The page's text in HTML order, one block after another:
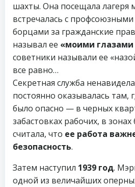
шахты. Она посещала лагеря
встречалась с
борцами за гражданские
называл ее «моими
советники называли ее
все равно…
Секретная служба
постоянно оказывалась там,
было опасно — в черных
забастовках рабочих, в
считала, что ее работа
безопасность.
Затем наступил 1939 год.
одной из величайших